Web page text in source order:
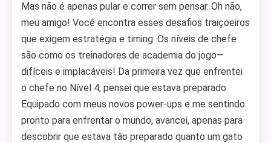
Mas não é apenas pular e correr sem pensar. Oh não,
meu amigo! Você encontra esses desafios traiçoeiros
que exigem estratégia e timing. Os níveis de chefe
são como os treinadores de academia do jogo—
difíceis e implacáveis! Da primeira vez que enfrentei
o chefe no Nível 4, pensei que estava preparado.
Equipado com meus novos power-ups e me sentindo
pronto para enfrentar o mundo, avancei, apenas para
descobrir que estava tão preparado quanto um gato